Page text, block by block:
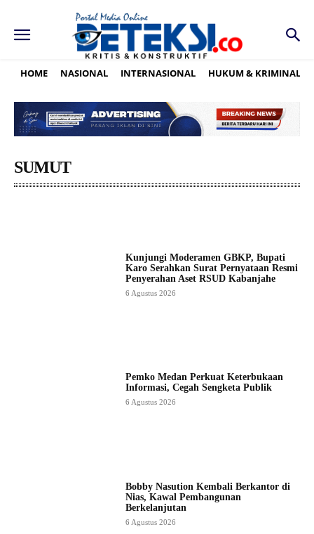
HOME NASIONAL INTERNASIONAL HUKUM & KRIMINAL
SUMUT
Kunjungi Moderamen GBKP, Bupati
Karo Serahkan Surat Pernyataan Resmi
Penyerahan Aset RSUD Kabanjahe
6 Agustus 2026
Pemko Medan Perkuat Keterbukaan
Informasi, Cegah Sengketa Publik
6 Agustus 2026
Bobby Nasution Kembali Berkantor di
Nias, Kawal Pembangunan
Berkelanjutan
6 Agustus 2026